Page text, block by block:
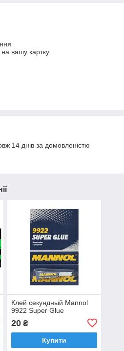
вашу картку
14 днів за домовленістю
Клей секундный Mannol
9922 Super Glue
20₴
Купити